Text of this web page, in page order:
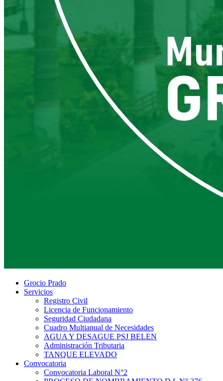
Grocio Prado
Servicios
Registro Civil
Licencia de Funcionamiento
Seguridad Ciudadana
Cuadro Multianual de Necesidades
AGUA Y DESAGUE PSJ BELEN
Administración Tributaria
TANQUE ELEVADO
Convocatoria
Convocatoria Laboral N°2